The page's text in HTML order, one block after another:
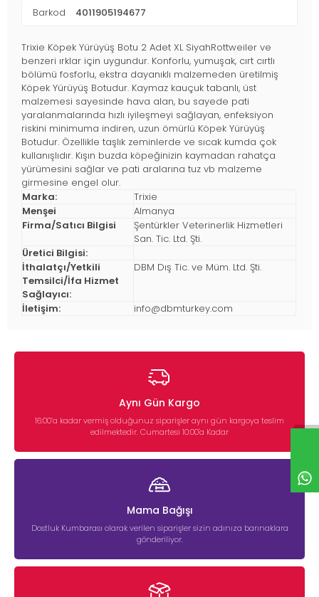
Barkod 4011905194677
Trixie Köpek Yürüyüş Botu 2 Adet XL SiyahRottweiler ve
benzeri ırklar için uygundur. Konforlu, yumuşak, cırt cırtlı
bölümü fosforlu, ekstra dayanıklı malzemeden üretilmiş
Köpek Yürüyüş Botudur. Kaymaz kauçuk tabanlı, üst
malzemesi sayesinde hava alan, bu sayede pati
yaralanmalarında hızlı iyileşmeyi sağlayan, enfeksiyon
riskini minimuma indiren, uzun ömürlü Köpek Yürüyüş
Botudur. Özellikle taşlık zeminlerde ve sıcak kumda çok
kullanışlıdır. Kışın buzda köpeğinizin kaymadan rahatça
yürümesini sağlar ve pati aralarına tuz vb malzeme
girmesine engel olur.
Marka:
Trixie
Menşei
Almanya
Firma/Satıcı Bilgisi
Şentürkler Veterinerlik Hizmetleri
San. Tic. Ltd. Şti.
Üretici Bilgisi:
İthalatçı/Yetkili
Temsilci/İfa Hizmet
Sağlayıcı:
DBM Dış Tic. ve Müm. Ltd. Şti.
İletişim: info@dbmturkey.com
Aynı Gün Kargo
16:00’a kadar vermiş olduğunuz siparişler aynı gün kargoya teslim
edilmektedir. Cumartesi 10:00'a Kadar
Mama Bağışı
Dostluk Kumbarası olarak verilen siparişler sizin adınıza barınaklara
gönderiliyor.